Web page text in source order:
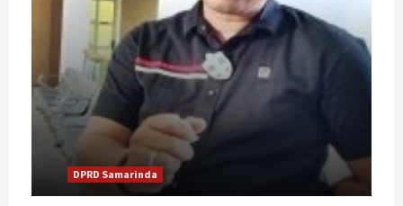
DPRD Samarinda